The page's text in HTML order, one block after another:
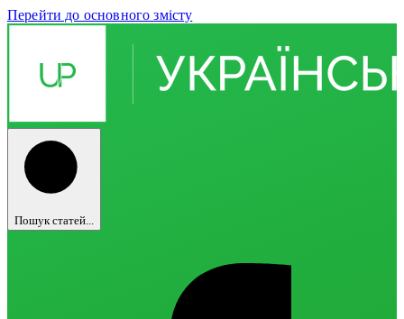
Перейти до основного змісту
Пошук статей...